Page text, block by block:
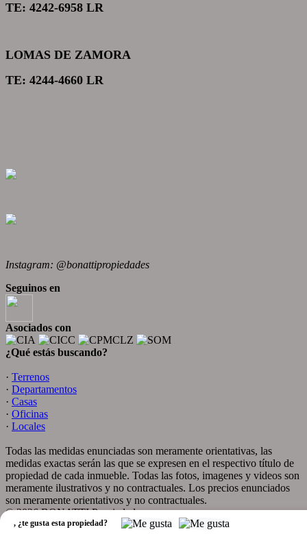
, ¿te gusta esta propiedad?
TE: 4242-6958 LR
LOMAS DE ZAMORA
TE: 4244-4660 LR
Instagram: @bonattipropiedades
Seguinos en
Asociados con
¿Qué estás buscando?
· Terrenos
· Departamentos
· Casas
· Oficinas
· Locales
Todas las medidas enunciadas son meramente orientativas, las
medidas exactas serán las que se expresen en el respectivo título de
propiedad de cada inmueble. Todas las fotos, imagenes y videos son
meramente ilustrativos y no contractuales. Los precios enunciados
son meramente orientativos y no contractuales.
© 2026 BONATTI Propiedades.
Software Inmobiliario - Tokko Broker